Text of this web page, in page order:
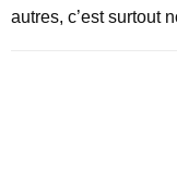
autres, c’est surtout